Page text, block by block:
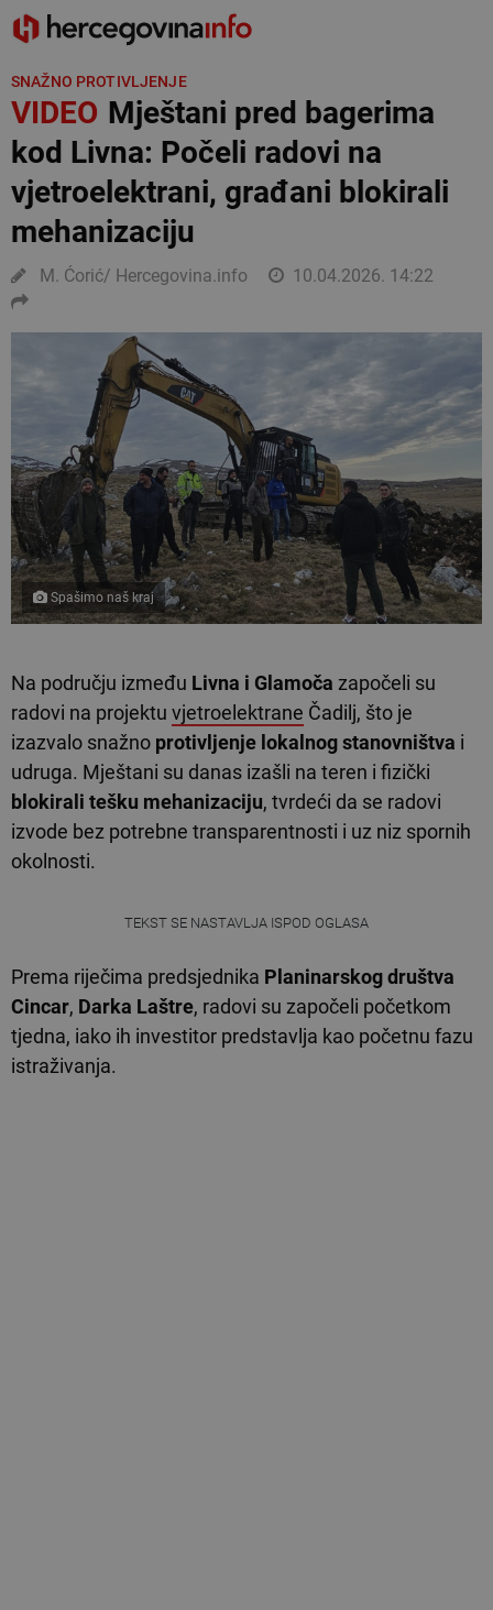
SNAŽNO PROTIVLJENJE
VIDEOMještani pred bagerima
kod Livna: Počeli radovi na
vjetroelektrani, građani blokirali
mehanizaciju
M. Ćorić/ Hercegovina.info 10.04.2026. 14:22
Spašimo naš kraj
Na području između Livna i Glamoča započeli su
radovi na projektu vjetroelektrane Čadilj, što je
izazvalo snažno protivljenje lokalnog stanovništva i
udruga. Mještani su danas izašli na teren i fizički
blokirali tešku mehanizaciju, tvrdeći da se radovi
izvode bez potrebne transparentnosti i uz niz spornih
okolnosti.
TEKST SE NASTAVLJA ISPOD OGLASA
Prema riječima predsjednika Planinarskog društva
Cincar, Darka Laštre, radovi su započeli početkom
tjedna, iako ih investitor predstavlja kao početnu fazu
istraživanja.